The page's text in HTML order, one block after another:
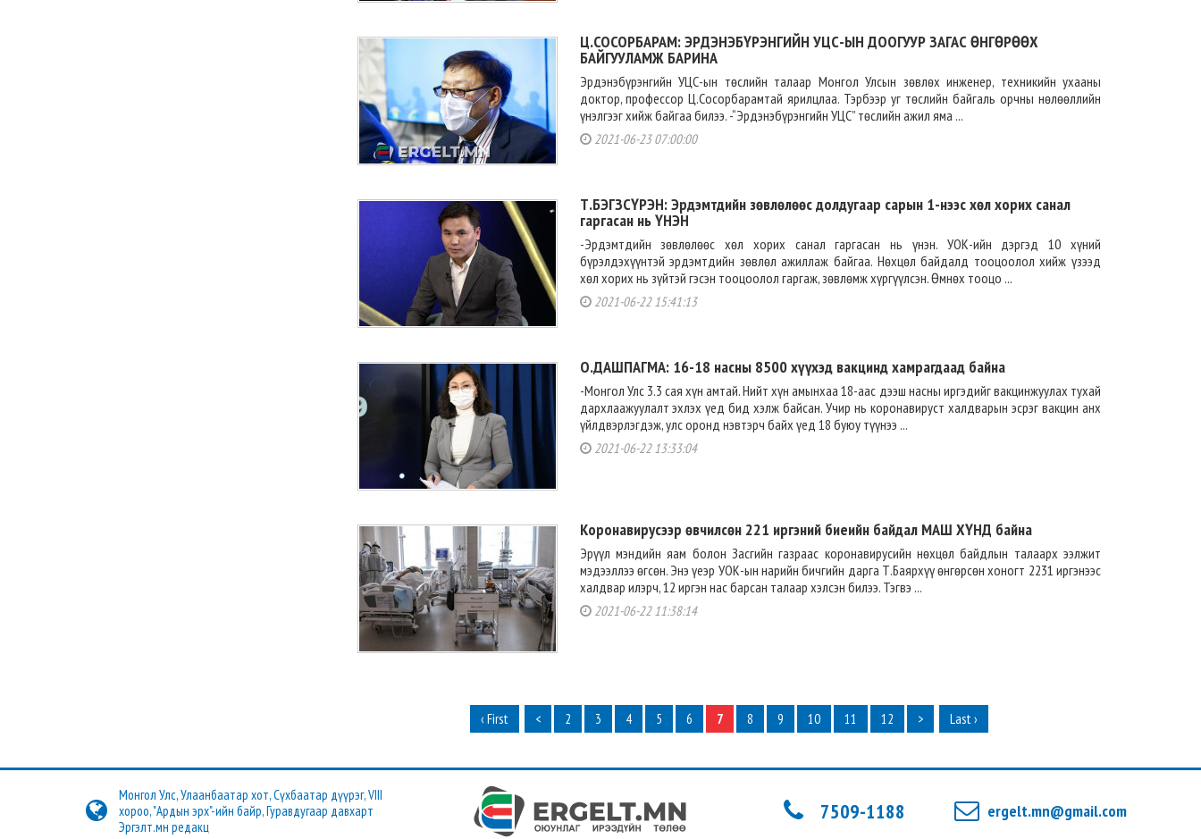
Ц.СОСОРБАРАМ: ЭРДЭНЭБҮРЭНГИЙН УЦС-ЫН ДООГУУР ЗАГАС ӨНГӨРӨӨХ
БАЙГУУЛАМЖ БАРИНА
Эрдэнэбүрэнгийн УЦС-ын төслийн талаар Монгол Улсын зөвлөх инженер, техникийн ухааны
доктор, профессор Ц.Сосорбарамтай ярилцлаа. Тэрбээр уг төслийн байгаль орчны нөлөөллийн
үнэлгээг хийж байгаа билээ. -“Эрдэнэбүрэнгийн УЦС” төслийн ажил яма ...
2021-06-23 07:00:00
Т.БЭГЗСҮРЭН: Эрдэмтдийн зөвлөлөөс долдугаар сарын 1-нээс хөл хорих санал
гаргасан нь ҮНЭН
-Эрдэмтдийн зөвлөлөөс хөл хорих санал гаргасан нь үнэн. УОК-ийн дэргэд 10 хүний
бүрэлдэхүүнтэй эрдэмтдийн зөвлөл ажиллаж байгаа. Нөхцөл байдалд тооцоолол хийж үзээд
хөл хорих нь зүйтэй гэсэн тооцоолол гаргаж, зөвлөмж хүргүүлсэн. Өмнөх тооцо ...
2021-06-22 15:41:13
О.ДАШПАГМА: 16-18 насны 8500 хүүхэд вакцинд хамрагдаад байна
-Монгол Улс 3.3 сая хүн амтай. Нийт хүн амынхаа 18-аас дээш насны иргэдийг вакцинжуулах тухай
дархлаажуулалт эхлэх үед бид хэлж байсан. Учир нь коронавируст халдварын эсрэг вакцин анх
үйлдвэрлэгдэж, улс оронд нэвтэрч байх үед 18 буюу түүнээ ...
2021-06-22 13:33:04
Коронавирусээр өвчилсөн 221 иргэний биеийн байдал МАШ ХҮНД байна
Эрүүл мэндийн яам болон Засгийн газраас коронавирусийн нөхцөл байдлын талаарх ээлжит
мэдээллээ өгсөн. Энэ үеэр УОК-ын нарийн бичгийн дарга Т.Баярхүү өнгөрсөн хоногт 2231 иргэнээс
халдвар илэрч, 12 иргэн нас барсан талаар хэлсэн билээ. Тэгвэ ...
2021-06-22 11:38:14
‹ First < 2 3 4 5 6 7 8 9 10 11 12 > Last ›
Монгол Улс, Улаанбаатар хот, Сүхбаатар дүүрэг, VIII
хороо, "Ардын эрх"-ийн байр, Гуравдугаар давхарт
Эргэлт.мн редакц
7509-1188 ergelt.mn@gmail.com